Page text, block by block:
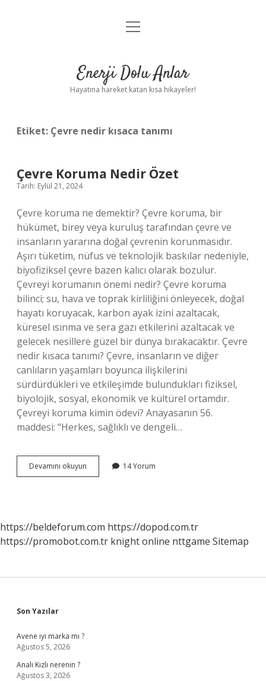
Anasayfa
Yasal Uyarı
menüyü
Enerji Dolu Anlar
Hayatına hareket katan kısa hikayeler!
Etiket: Çevre nedir kısaca tanımı
Çevre Koruma Nedir Özet
Tarih: Eylül 21, 2024
Çevre koruma ne demektir? Çevre koruma, bir
hükümet, birey veya kuruluş tarafından çevre ve
insanların yararına doğal çevrenin korunmasıdır.
Aşırı tüketim, nüfus ve teknolojik baskılar nedeniyle,
biyofiziksel çevre bazen kalıcı olarak bozulur.
Çevreyi korumanın önemi nedir? Çevre koruma
bilinci; su, hava ve toprak kirliliğini önleyecek, doğal
hayatı koruyacak, karbon ayak izini azaltacak,
küresel ısınma ve sera gazı etkilerini azaltacak ve
gelecek nesillere güzel bir dünya bırakacaktır. Çevre
nedir kısaca tanımı? Çevre, insanların ve diğer
canlıların yaşamları boyunca ilişkilerini
sürdürdükleri ve etkileşimde bulundukları fiziksel,
biyolojik, sosyal, ekonomik ve kültürel ortamdır.
Çevreyi koruma kimin ödevi? Anayasanın 56.
maddesi: “Herkes, sağlıklı ve dengeli…
Devamını okuyun
Koruma
14 Yorum
https://beldeforum.com https://dopod.com.tr
https://promobot.com.tr knight online nttgame Sitemap
Sidebar
Son Yazılar
Avene iyi marka mı ?
Ağustos 5, 2026
Analı Kızlı nerenin ?
Ağustos 3, 2026